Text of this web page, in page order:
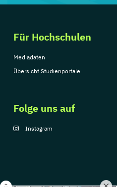
Für Hochschulen
Mediadaten
Übersicht Studienportale
Folge uns auf
Instagram